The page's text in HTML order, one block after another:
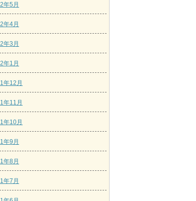
年5月
年4月
年3月
年1月
年12月
年11月
年10月
年9月
年8月
年7月